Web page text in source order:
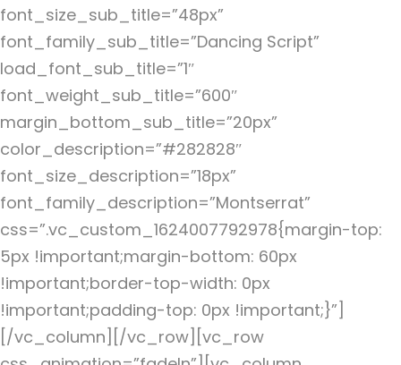
font_size_sub_title=”48px”
font_family_sub_title=”Dancing Script”
load_font_sub_title=”1″
font_weight_sub_title=”600″
margin_bottom_sub_title=”20px”
color_description=”#282828″
font_size_description=”18px”
font_family_description=”Montserrat”
css=”.vc_custom_1624007792978{margin-top:
5px !important;margin-bottom: 60px
!important;border-top-width: 0px
!important;padding-top: 0px !important;}”]
[/vc_column][/vc_row][vc_row